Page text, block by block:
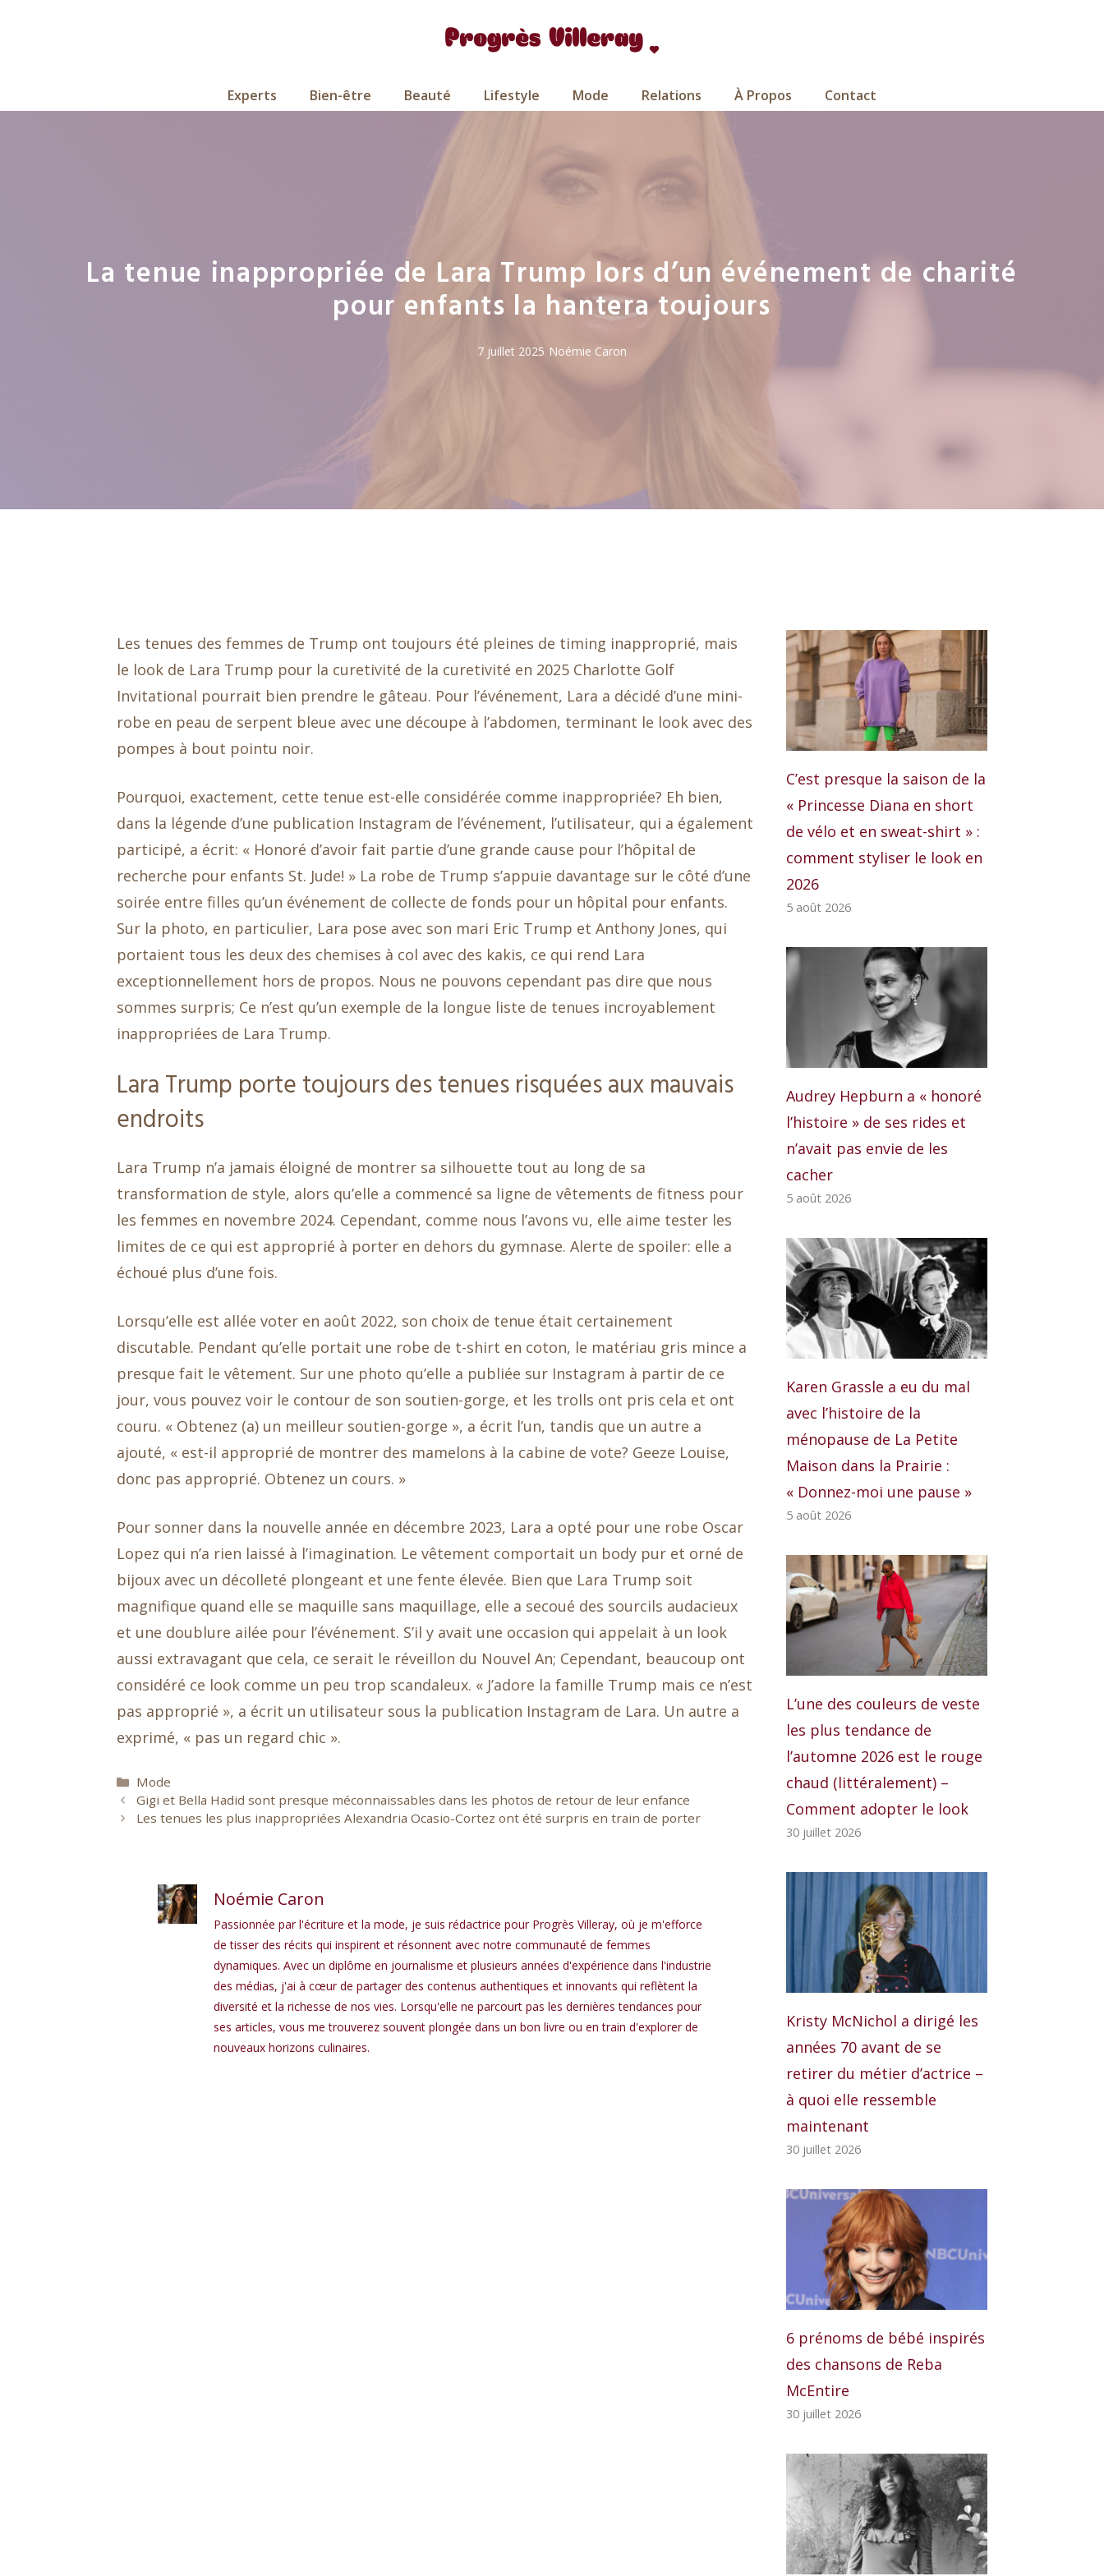
Experts Bien-être Beauté Lifestyle Mode Relations À Propos Contact
La tenue inappropriée de Lara Trump lors d’un événement de charité
pour enfants la hantera toujours
7 juillet 2025 Noémie Caron
Les tenues des femmes de Trump ont toujours été pleines de timing inapproprié, mais
le look de Lara Trump pour la curetivité de la curetivité en 2025 Charlotte Golf
Invitational pourrait bien prendre le gâteau. Pour l’événement, Lara a décidé d’une mini-
robe en peau de serpent bleue avec une découpe à l’abdomen, terminant le look avec des
pompes à bout pointu noir.
Pourquoi, exactement, cette tenue est-elle considérée comme inappropriée? Eh bien,
dans la légende d’une publication Instagram de l’événement, l’utilisateur, qui a également
participé, a écrit: « Honoré d’avoir fait partie d’une grande cause pour l’hôpital de
recherche pour enfants St. Jude! » La robe de Trump s’appuie davantage sur le côté d’une
soirée entre filles qu’un événement de collecte de fonds pour un hôpital pour enfants.
Sur la photo, en particulier, Lara pose avec son mari Eric Trump et Anthony Jones, qui
portaient tous les deux des chemises à col avec des kakis, ce qui rend Lara
exceptionnellement hors de propos. Nous ne pouvons cependant pas dire que nous
sommes surpris; Ce n’est qu’un exemple de la longue liste de tenues incroyablement
inappropriées de Lara Trump.
Lara Trump porte toujours des tenues risquées aux mauvais
endroits
Lara Trump n’a jamais éloigné de montrer sa silhouette tout au long de sa
transformation de style, alors qu’elle a commencé sa ligne de vêtements de fitness pour
les femmes en novembre 2024. Cependant, comme nous l’avons vu, elle aime tester les
limites de ce qui est approprié à porter en dehors du gymnase. Alerte de spoiler: elle a
échoué plus d’une fois.
Lorsqu’elle est allée voter en août 2022, son choix de tenue était certainement
discutable. Pendant qu’elle portait une robe de t-shirt en coton, le matériau gris mince a
presque fait le vêtement. Sur une photo qu’elle a publiée sur Instagram à partir de ce
jour, vous pouvez voir le contour de son soutien-gorge, et les trolls ont pris cela et ont
couru. « Obtenez (a) un meilleur soutien-gorge », a écrit l’un, tandis que un autre a
ajouté, « est-il approprié de montrer des mamelons à la cabine de vote? Geeze Louise,
donc pas approprié. Obtenez un cours. »
Pour sonner dans la nouvelle année en décembre 2023, Lara a opté pour une robe Oscar
Lopez qui n’a rien laissé à l’imagination. Le vêtement comportait un body pur et orné de
bijoux avec un décolleté plongeant et une fente élevée. Bien que Lara Trump soit
magnifique quand elle se maquille sans maquillage, elle a secoué des sourcils audacieux
et une doublure ailée pour l’événement. S’il y avait une occasion qui appelait à un look
aussi extravagant que cela, ce serait le réveillon du Nouvel An; Cependant, beaucoup ont
considéré ce look comme un peu trop scandaleux. « J’adore la famille Trump mais ce n’est
pas approprié », a écrit un utilisateur sous la publication Instagram de Lara. Un autre a
exprimé, « pas un regard chic ».
Catégories
Mode
Gigi et Bella Hadid sont presque méconnaissables dans les photos de retour de leur enfance
Les tenues les plus inappropriées Alexandria Ocasio-Cortez ont été surpris en train de porter
Noémie Caron
Passionnée par l'écriture et la mode, je suis rédactrice pour Progrès Villeray, où je m'efforce
de tisser des récits qui inspirent et résonnent avec notre communauté de femmes
dynamiques. Avec un diplôme en journalisme et plusieurs années d'expérience dans l'industrie
des médias, j'ai à cœur de partager des contenus authentiques et innovants qui reflètent la
diversité et la richesse de nos vies. Lorsqu'elle ne parcourt pas les dernières tendances pour
ses articles, vous me trouverez souvent plongée dans un bon livre ou en train d'explorer de
nouveaux horizons culinaires.
C’est presque la saison de la
« Princesse Diana en short
de vélo et en sweat-shirt » :
comment styliser le look en
2026
5 août 2026
Audrey Hepburn a « honoré
l’histoire » de ses rides et
n’avait pas envie de les
cacher
5 août 2026
Karen Grassle a eu du mal
avec l’histoire de la
ménopause de La Petite
Maison dans la Prairie :
« Donnez-moi une pause »
5 août 2026
L’une des couleurs de veste
les plus tendance de
l’automne 2026 est le rouge
chaud (littéralement) –
Comment adopter le look
30 juillet 2026
Kristy McNichol a dirigé les
années 70 avant de se
retirer du métier d’actrice –
à quoi elle ressemble
maintenant
30 juillet 2026
6 prénoms de bébé inspirés
des chansons de Reba
McEntire
30 juillet 2026